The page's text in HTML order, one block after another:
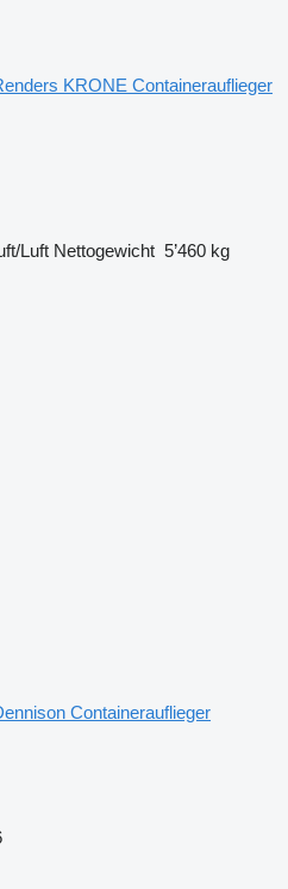
KRONE Containerauflieger
Luft Nettogewicht 5’460 kg
Containerauflieger